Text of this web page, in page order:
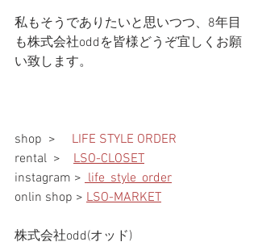
私もそうでありたいと思いつつ、8年目
も株式会社oddを皆様どうぞ宜しくお願
い致します。
shop  > LIFE STYLE ORDER
rental  > LSO-CLOSET
instagram > life_style_order
onlin shop > LSO-MARKET
株式会社odd(オッド)